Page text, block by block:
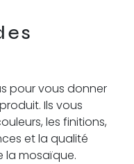
pour vous donner
Ils vous
les finitions,
et la qualité
la mosaïque.